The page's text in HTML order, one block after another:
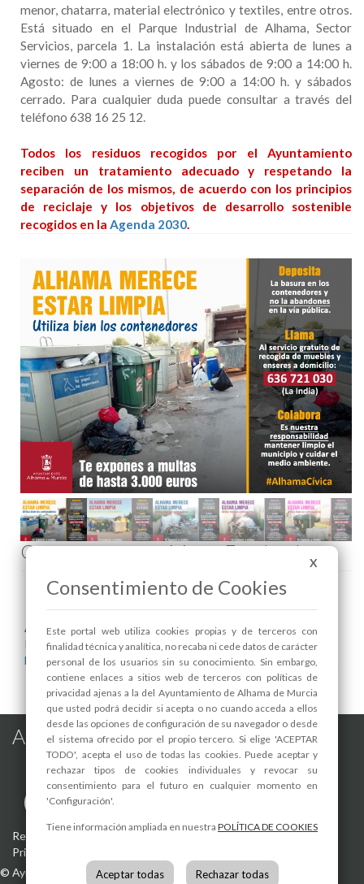
menor, chatarra, material electrónico y textiles, entre otros.
Está situado en el Parque Industrial de Alhama, Sector
Servicios, parcela 1. La instalación está abierta de lunes a
viernes de 9:00 a 18:00 h. y los sábados de 9:00 a 14:00 h.
Agosto: de lunes a viernes de 9:00 a 14:00 h. y sábados
cerrado. Para cualquier duda puede consultar a través del
teléfono 638 16 25 12.
Todos los residuos recogidos por el Ayuntamiento
reciben un tratamiento adecuado y respetando la
separación de los mismos, de acuerdo con los principios
de reciclaje y los objetivos de desarrollo sostenible
recogidos en la Agenda 2030.
Comenta esta noticia en Facebook
Areas relacionadas:
Infraestructuras y Servicios Públicos
Medio Ambiente
Alhama de Murcia en las Redes
Registro de actividades de tratamiento -Aviso Legal-Política de
Privacidad
© Ayuntamiento de Alhama de Murcia
X
Consentimiento de Cookies
Este portal web utiliza cookies propias y de terceros con
finalidad técnica y analítica, no recaba ni cede datos de carácter
personal de los usuarios sin su conocimiento. Sin embargo,
contiene enlaces a sitios web de terceros con políticas de
privacidad ajenas a la del Ayuntamiento de Alhama de Murcia
que usted podrá decidir si acepta o no cuando acceda a ellos
desde las opciones de configuración de su navegador o desde
el sistema ofrecido por el propio tercero. Si elige 'ACEPTAR
TODO', acepta el uso de todas las cookies. Puede aceptar y
rechazar tipos de cookies individuales y revocar su
consentimiento para el futuro en cualquier momento en
'Configuración'.
Tiene información ampliada en nuestra POLÍTICA DE COOKIES
Aceptar todas Rechazar todas